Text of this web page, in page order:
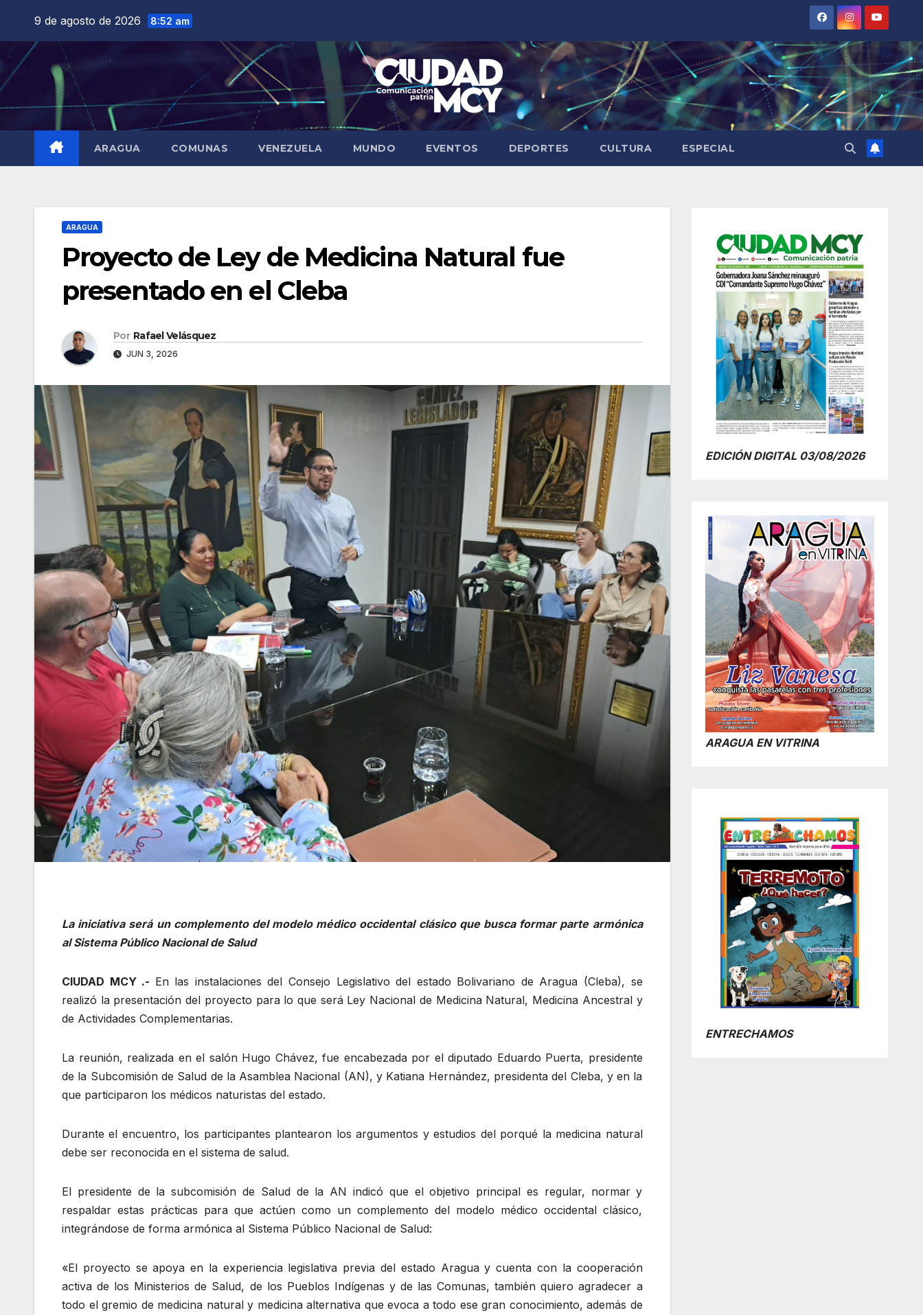
contenido
9 de agosto de 2026 8:52 am
ARAGUA COMUNAS VENEZUELA MUNDO EVENTOS DEPORTES CULTURA ESPECIAL
ARAGUA
Proyecto de Ley de Medicina Natural fue
presentado en el Cleba
Por Rafael Velásquez
JUN 3, 2026
La iniciativa será un complemento del modelo médico occidental clásico que busca formar parte armónica
al Sistema Público Nacional de Salud
CIUDAD MCY .- En las instalaciones del Consejo Legislativo del estado Bolivariano de Aragua (Cleba), se
realizó la presentación del proyecto para lo que será Ley Nacional de Medicina Natural, Medicina Ancestral y
de Actividades Complementarias.
La reunión, realizada en el salón Hugo Chávez, fue encabezada por el diputado Eduardo Puerta, presidente
de la Subcomisión de Salud de la Asamblea Nacional (AN), y Katiana Hernández, presidenta del Cleba, y en la
que participaron los médicos naturistas del estado.
Durante el encuentro, los participantes plantearon los argumentos y estudios del porqué la medicina natural
debe ser reconocida en el sistema de salud.
El presidente de la subcomisión de Salud de la AN indicó que el objetivo principal es regular, normar y
respaldar estas prácticas para que actúen como un complemento del modelo médico occidental clásico,
integrándose de forma armónica al Sistema Público Nacional de Salud:
«El proyecto se apoya en la experiencia legislativa previa del estado Aragua y cuenta con la cooperación
activa de los Ministerios de Salud, de los Pueblos Indígenas y de las Comunas, también quiero agradecer a
todo el gremio de medicina natural y medicina alternativa que evoca a todo ese gran conocimiento, además de
EDICIÓN DIGITAL 03/08/2026
ARAGUA EN VITRINA
ENTRECHAMOS